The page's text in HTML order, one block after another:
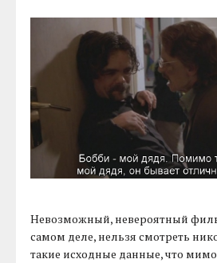
Невозможный, невероятный
самом деле, нельзя смотреть
такие исходные данные, что мимо